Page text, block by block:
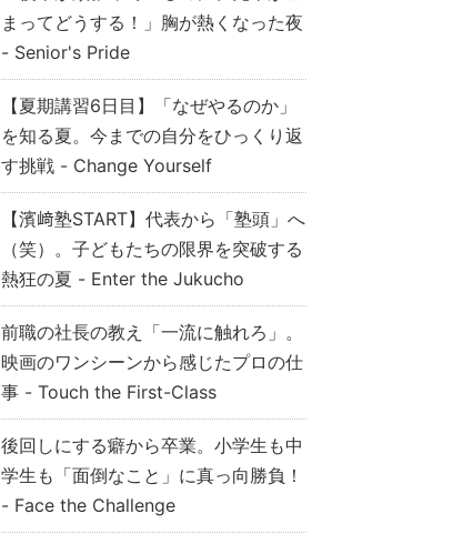
まってどうする！」胸が熱くなった夜
- Senior's Pride
【夏期講習6日目】「なぜやるのか」
を知る夏。今までの自分をひっくり返
す挑戦 - Change Yourself
【濱﨑塾START】代表から「塾頭」へ
（笑）。子どもたちの限界を突破する
熱狂の夏 - Enter the Jukucho
前職の社長の教え「一流に触れろ」。
映画のワンシーンから感じたプロの仕
事 - Touch the First-Class
後回しにする癖から卒業。小学生も中
学生も「面倒なこと」に真っ向勝負！
- Face the Challenge